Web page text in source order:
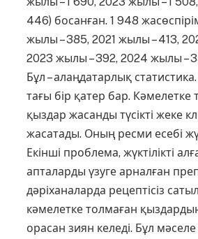
446) босанған. 1 948
жылы – 385, 2021 жылы – 413,
2023 жылы – 392, 2024 жылы –
Бұл – алаңдатарлық
тағы бір қатер бар. Кәмелетке
қыздар жасанды түсікті жеке
жасатады. Оның ресми есебі
Екінші проблема, жүктілікті
апталарды үзуге арналған
дәріханаларда рецептісіз
кәмелетке толмаған
орасан зиян келеді. Бұл